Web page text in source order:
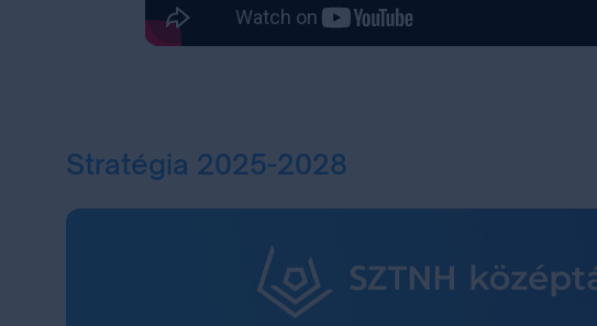
Stratégia 2025-2028